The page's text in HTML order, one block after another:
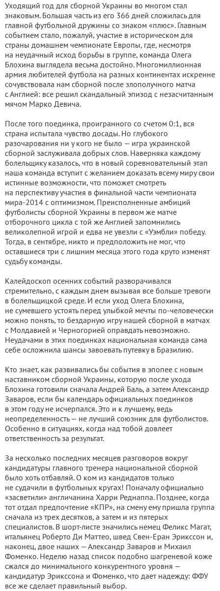
Уходящий год для сборной Украины во многом стал
знаковым. Большая часть из его 366 дней сложилась для
главной футбольной дружины со знаком «плюс». Главным
событием стало, пожалуй, участие в историческом для
страны домашнем чемпионате Европы, где, несмотря
на неудачный исход борьбы в группе, команда Олега
Блохина выглядела весьма достойно. Многомиллионная
армия любителей футбола на разных континентах искренне
сочувствовала нам сборной после злополучного матча
с Англией: все решил скандальный эпизод с незасчитанным
мячом Марко Девича.
После того поединка, проигранного со счетом 0:1, вся
страна испытала чувство досады. Но глубокого
разочарования ни у кого не было — игра украинской
сборной заслуживала добрых слов. Наверняка каждому
болельщику казалось, что в новый соревновательный этап
наша команда вступит с желанием доказать всему миру свои
истинные возможности, что поможет смотреть
на перспективу участия в финальной части чемпионата
мира-2014 с оптимизмом. Преисполненные амбиций
футболисты сборной Украины в первом же матче
отборочного цикла с той же Англией запомнились
великолепной игрой и едва не увезли с «Уэмбли» победу.
Тогда, в сентябре, никто и предположить не мог, что
оставшиеся три с лишним месяца этого года круто изменят
судьбу команды.
Калейдоскоп осенних событий разворачивался
стремительно, с каждым днем вызывая все больше тревоги
в болельщицкой среде. И если уход Олега Блохина,
не сумевшего устоять перед улыбкой мечты по-человечески
можно понять, то бездарную игру нашей сборной в матчах
с Молдавией и Черногорией оправдать невозможно.
Неудачами в этих поединках национальная команда сама
себе осложнила шансы завоевать путевку в Бразилию.
Кто знает, как развивались бы события в эпопее с новым
наставником сборной Украины, которую после ухода
Блохина готовили сначала Андрей Баль, а затем Александр
Заваров, если бы календарь официальных поединков
в этом году не исчерпался. Это и к лучшему, ведь
неопределенность — не лучший союзник для футболистов.
Особенно в ситуациях, когда над тобой довлеет
ответственность за результат.
За несколько последних месяцев разговоров вокруг
кандидатуры главного тренера национальной сборной
было хоть отбавляй. О ком из кандидатов только
не судачили в футбольных кругах! Поначалу официально
«засветили» англичанина Харри Реднаппа. Позднее, когда
тот отдал предпочтение «КПР», на смену ему пришла группа
сначала из трех десятков, а затем и из пятерых
специалистов. В шорт-листе значились немец Феликс Магат,
итальянец Роберто Ди Маттео, швед Свен-Еран Эрикссон и,
наконец, двое наших — Александр Заваров и Михаил
Фоменко. Неделю назад список подобно шагреневой коже
сжался до минимального конкурентного уровня —
кандидатур Эрикссона и Фоменко, что дает надежду: ФФУ
все же сделает правильный выбор.